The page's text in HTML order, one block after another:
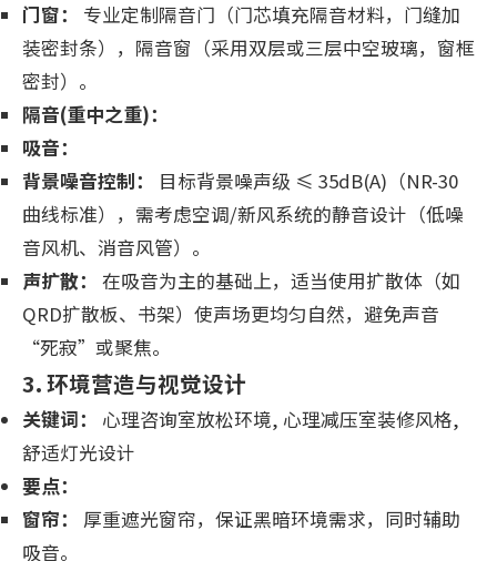
门窗：
专业定制隔音门（门芯填充隔音材料，门缝加
装密封条），隔音窗（采用双层或三层中空玻璃，窗框
密封）。
隔音(重中之重)：
吸音：
背景噪音控制：
目标背景噪声级 ≤ 35dB(A)（NR-30
曲线标准），需考虑空调/新风系统的静音设计（低噪
音风机、消音风管）。
声扩散：
在吸音为主的基础上，适当使用扩散体（如
QRD扩散板、书架）使声场更均匀自然，避免声音
“死寂”或聚焦。
3. 环境营造与视觉设计
关键词：
心理咨询室放松环境, 心理减压室装修风格,
舒适灯光设计
要点：
窗帘：
厚重遮光窗帘，保证黑暗环境需求，同时辅助
吸音。